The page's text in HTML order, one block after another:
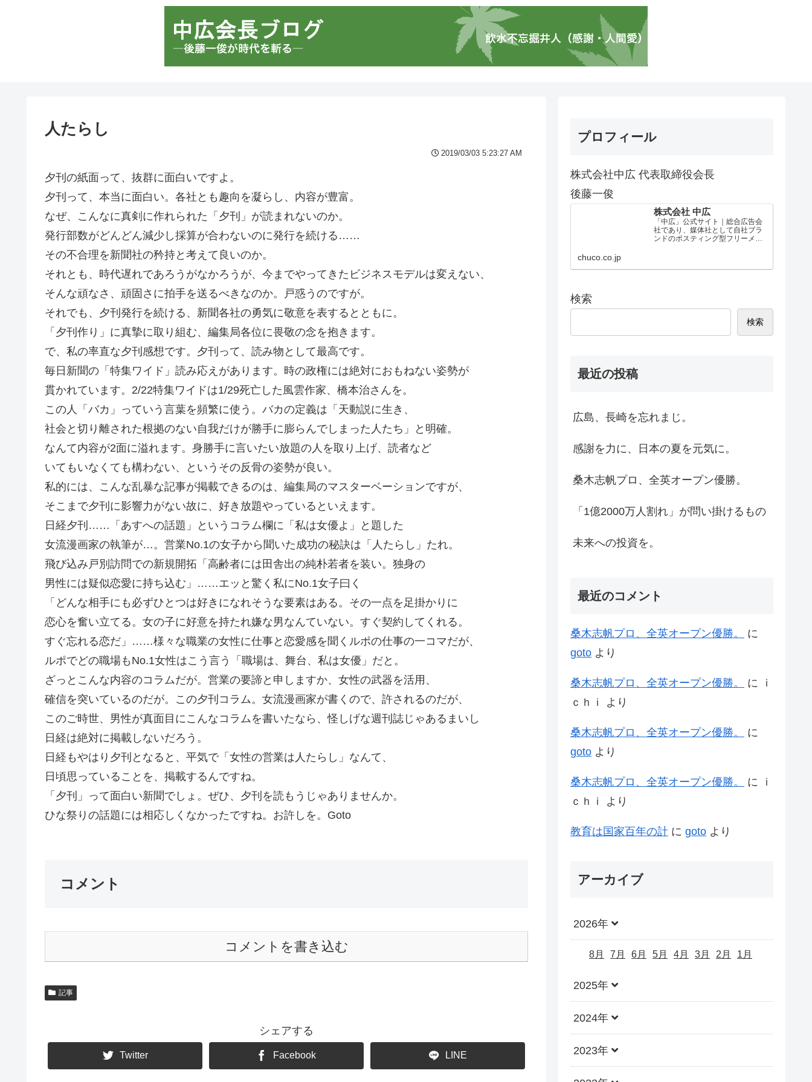
人たらし
2019/03/03 5:23:27 AM
夕刊の紙面って、抜群に面白いですよ。
夕刊って、本当に面白い。各社とも趣向を凝らし、内容が豊富。
なぜ、こんなに真剣に作れられた「夕刊」が読まれないのか。
発行部数がどんどん減少し採算が合わないのに発行を続ける……
その不合理を新聞社の矜持と考えて良いのか。
それとも、時代遅れであろうがなかろうが、今までやってきたビジネスモデルは変えない、
そんな頑なさ、頑固さに拍手を送るべきなのか。戸惑うのですが。
それでも、夕刊発行を続ける、新聞各社の勇気に敬意を表するとともに。
「夕刊作り」に真摯に取り組む、編集局各位に畏敬の念を抱きます。
で、私の率直な夕刊感想です。夕刊って、読み物として最高です。
毎日新聞の「特集ワイド」読み応えがあります。時の政権には絶対におもねない姿勢が
貫かれています。2/22特集ワイドは1/29死亡した風雲作家、橋本治さんを。
この人「バカ」っていう言葉を頻繁に使う。バカの定義は「天動説に生き、
社会と切り離された根拠のない自我だけが勝手に膨らんでしまった人たち」と明確。
なんて内容が2面に溢れます。身勝手に言いたい放題の人を取り上げ、読者など
いてもいなくても構わない、というその反骨の姿勢が良い。
私的には、こんな乱暴な記事が掲載できるのは、編集局のマスターベーションですが、
そこまで夕刊に影響力がない故に、好き放題やっているといえます。
日経夕刊……「あすへの話題」というコラム欄に「私は女優よ」と題した
女流漫画家の執筆が…。営業No.1の女子から聞いた成功の秘訣は「人たらし」たれ。
飛び込み戸別訪問での新規開拓「高齢者には田舎出の純朴若者を装い。独身の
男性には疑似恋愛に持ち込む」……エッと驚く私にNo.1女子曰く
「どんな相手にも必ずひとつは好きになれそうな要素はある。その一点を足掛かりに
恋心を奮い立てる。女の子に好意を持たれ嫌な男なんていない。すぐ契約してくれる。
すぐ忘れる恋だ」……様々な職業の女性に仕事と恋愛感を聞くルポの仕事の一コマだが、
ルポでどの職場もNo.1女性はこう言う「職場は、舞台、私は女優」だと。
ざっとこんな内容のコラムだが。営業の要諦と申しますか、女性の武器を活用、
確信を突いているのだが。この夕刊コラム。女流漫画家が書くので、許されるのだが、
このご時世、男性が真面目にこんなコラムを書いたなら、怪しげな週刊誌じゃあるまいし
日経は絶対に掲載しないだろう。
日経もやはり夕刊となると、平気で「女性の営業は人たらし」なんて、
日頃思っていることを、掲載するんですね。
「夕刊」って面白い新聞でしょ。ぜひ、夕刊を読もうじゃありませんか。
ひな祭りの話題には相応しくなかったですね。お許しを。Goto
コメント
コメントを書き込む
記事
シェアする
Twitter Facebook LINE
プロフィール
株式会社中広 代表取締役会長
後藤一俊
株式会社 中広
「中広」公式サイト｜総合広告会
社であり、媒体社として自社ブラ
ンドのポスティング型フリーメデ
chuco.co.jp
検索
検索
最近の投稿
広島、長崎を忘れまじ。
感謝を力に、日本の夏を元気に。
桑木志帆プロ、全英オープン優勝。
「1億2000万人割れ」が問い掛けるもの
未来への投資を。
最近のコメント
桑木志帆プロ、全英オープン優勝。
に
goto より
桑木志帆プロ、全英オープン優勝。 に
ｉ
ｃｈｉ
より
桑木志帆プロ、全英オープン優勝。
に
goto より
桑木志帆プロ、全英オープン優勝。 に
ｉ
ｃｈｉ
より
教育は国家百年の計 に goto より
アーカイブ
2026年
8月 7月 6月 5月 4月 3月 2月 1月
2025年
2024年
2023年